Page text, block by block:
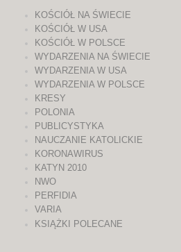
KOŚCIÓŁ NA ŚWIECIE
KOŚCIÓŁ W USA
KOŚCIÓŁ W POLSCE
WYDARZENIA NA ŚWIECIE
WYDARZENIA W USA
WYDARZENIA W POLSCE
KRESY
POLONIA
PUBLICYSTYKA
NAUCZANIE KATOLICKIE
KORONAWIRUS
KATYN 2010
NWO
PERFIDIA
VARIA
KSIĄŻKI POLECANE